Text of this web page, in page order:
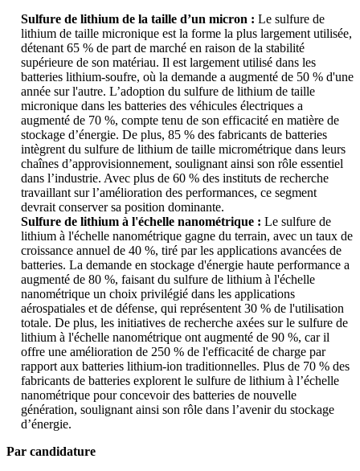
Sulfure de lithium de la taille d’un micron : Le sulfure de
lithium de taille micronique est la forme la plus largement utilisée,
détenant 65 % de part de marché en raison de la stabilité
supérieure de son matériau. Il est largement utilisé dans les
batteries lithium-soufre, où la demande a augmenté de 50 % d'une
année sur l'autre. L’adoption du sulfure de lithium de taille
micronique dans les batteries des véhicules électriques a
augmenté de 70 %, compte tenu de son efficacité en matière de
stockage d’énergie. De plus, 85 % des fabricants de batteries
intègrent du sulfure de lithium de taille micrométrique dans leurs
chaînes d’approvisionnement, soulignant ainsi son rôle essentiel
dans l’industrie. Avec plus de 60 % des instituts de recherche
travaillant sur l’amélioration des performances, ce segment
devrait conserver sa position dominante.
Sulfure de lithium à l'échelle nanométrique : Le sulfure de
lithium à l'échelle nanométrique gagne du terrain, avec un taux de
croissance annuel de 40 %, tiré par les applications avancées de
batteries. La demande en stockage d'énergie haute performance a
augmenté de 80 %, faisant du sulfure de lithium à l'échelle
nanométrique un choix privilégié dans les applications
aérospatiales et de défense, qui représentent 30 % de l'utilisation
totale. De plus, les initiatives de recherche axées sur le sulfure de
lithium à l'échelle nanométrique ont augmenté de 90 %, car il
offre une amélioration de 250 % de l'efficacité de charge par
rapport aux batteries lithium-ion traditionnelles. Plus de 70 % des
fabricants de batteries explorent le sulfure de lithium à l’échelle
nanométrique pour concevoir des batteries de nouvelle
génération, soulignant ainsi son rôle dans l’avenir du stockage
d’énergie.
Par candidature